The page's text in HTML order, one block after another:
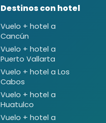
Destinos con hotel
Vuelo + hotel a
Cancún
Vuelo + hotel a
Puerto Vallarta
Vuelo + hotel a Los
Cabos
Vuelo + hotel a
Huatulco
Vuelo + hotel a